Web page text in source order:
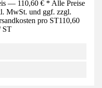
— 110,60 € * Alle Preise
MwSt. und ggf. zzgl.
pro ST110,60
ST